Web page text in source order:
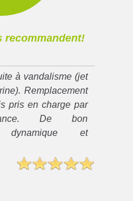
recommandent!
à vandalisme (jet
Remplacement
pris en charge par
De bon
dynamique et